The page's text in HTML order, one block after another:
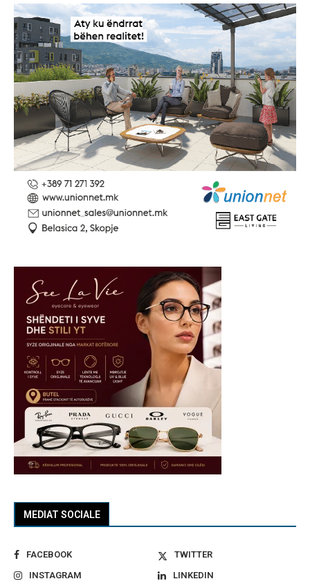
MEDIAT SOCIALE
FACEBOOK
TWITTER
INSTAGRAM
LINKEDIN